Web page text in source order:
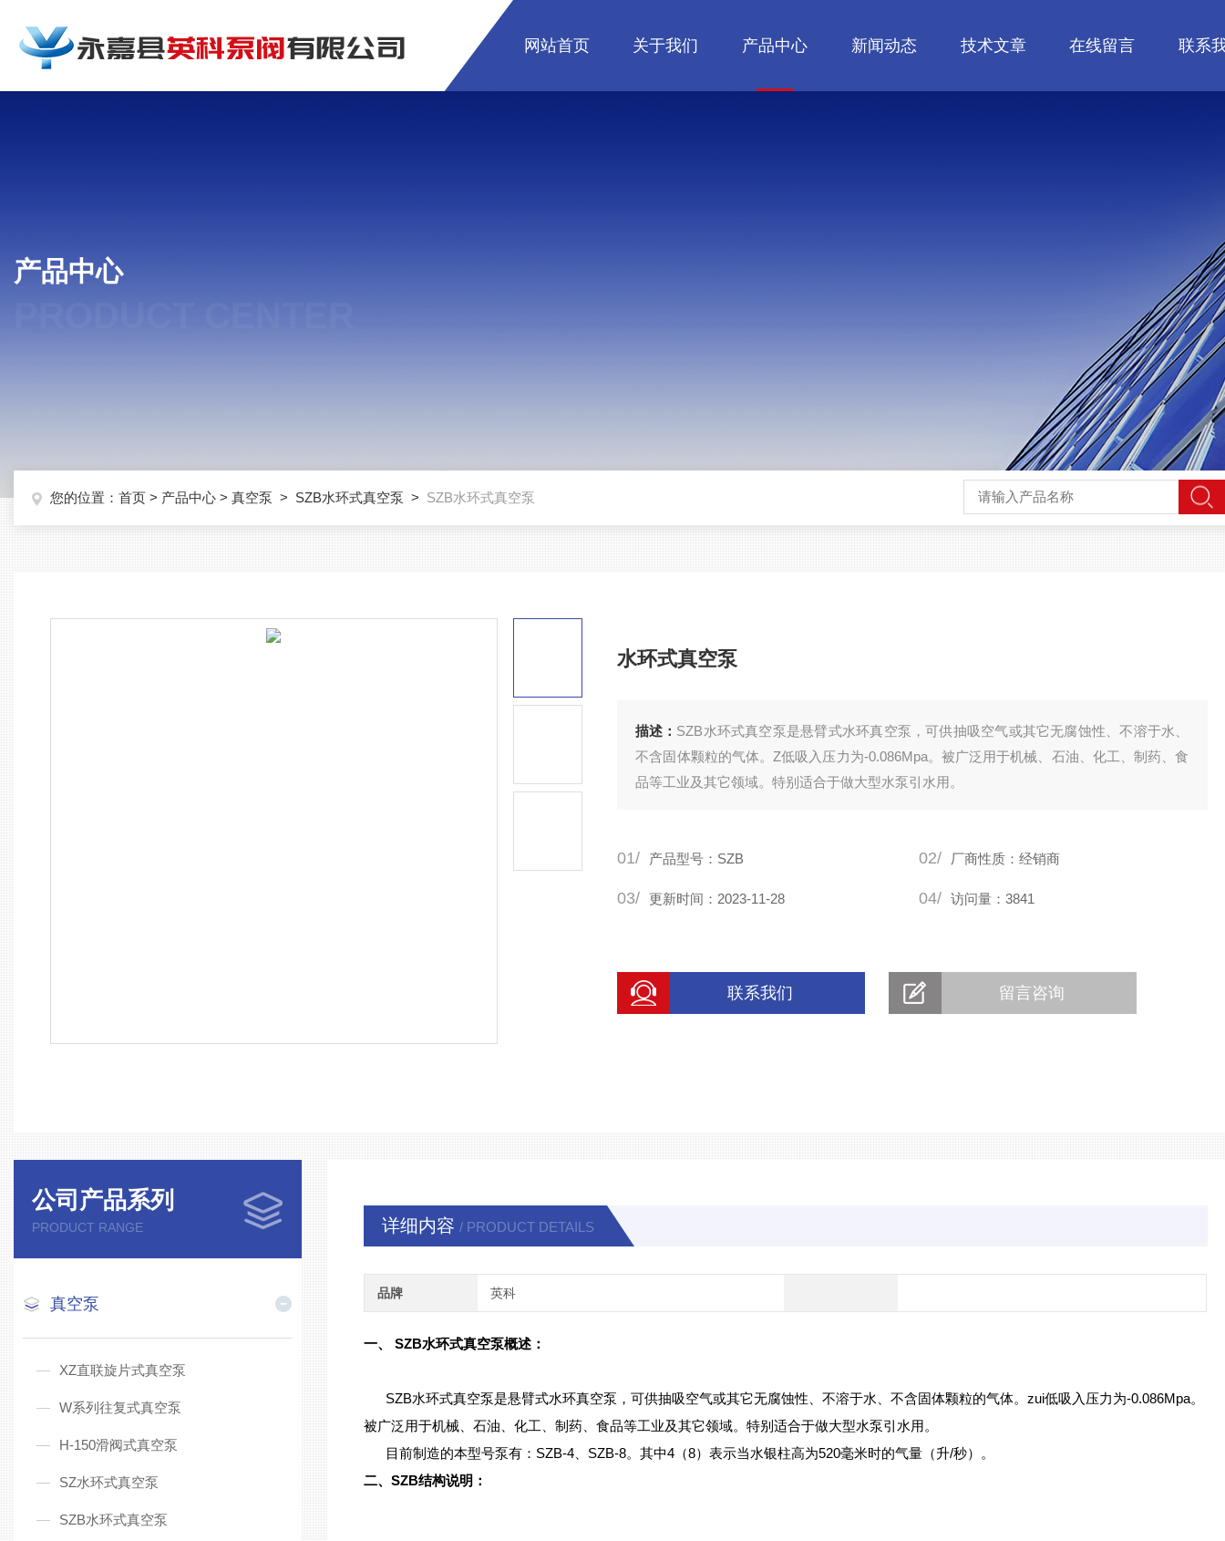
网站首页 关于我们 产品中心 新闻动态 技术文章 在线留言 联系
产品中心
您的位置： 首页 > 产品中心 > 真空泵 > SZB水环式真空泵 > SZB水环式真空泵
水环式真空泵
描述： SZB水环式真空泵是悬臂式水环真空泵，可供抽吸空气或其它无腐蚀性、不溶于水、
不含固体颗粒的气体。Z低吸入压力为-0.086Mpa。被广泛用于机械、石油、化工、制药、食
品等工业及其它领域。特别适合于做大型水泵引水用。
01/ 产品型号：SZB 02/ 厂商性质：经销商
03/ 更新时间：2023-11-28 04/ 访问量：3841
联系我们 留言咨询
公司产品系列
PRODUCT RANGE
真空泵
XZ直联旋片式真空泵
W系列往复式真空泵
H-150滑阀式真空泵
SZ水环式真空泵
SZB水环式真空泵
详细内容 / PRODUCT DETAILS
品牌 英科
一、 SZB水环式真空泵概述：
SZB水环式真空泵是悬臂式水环真空泵，可供抽吸空气或其它无腐蚀性、不溶于水、不含固体颗粒的气体。zui低吸入压力为-0.086Mpa。
被广泛用于机械、石油、化工、制药、食品等工业及其它领域。特别适合于做大型水泵引水用。
目前制造的本型号泵有：SZB-4、SZB-8。其中4（8）表示当水银柱高为520毫米时的气量（升/秒）。
二、SZB结构说明：